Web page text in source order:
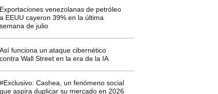
venezolanas de petróleo
EEUU cayeron 39% en la última
de julio
funciona un ataque cibernético
Wall Street en la era de la IA
Cashea, un fenómeno social
aspira duplicar su mercado en 2026